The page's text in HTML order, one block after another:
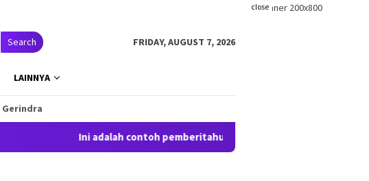
close
Search FRIDAY, AUGUST 7, 2026
LAINNYA
Gerindra
Ini adalah contoh pemberitahuan kepada pengunjung anda.